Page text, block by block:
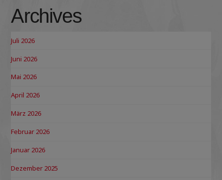
Archives
Juli 2026
Juni 2026
Mai 2026
April 2026
März 2026
Februar 2026
Januar 2026
Dezember 2025